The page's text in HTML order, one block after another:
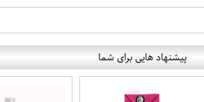
پیشنهاد هایی برای شما